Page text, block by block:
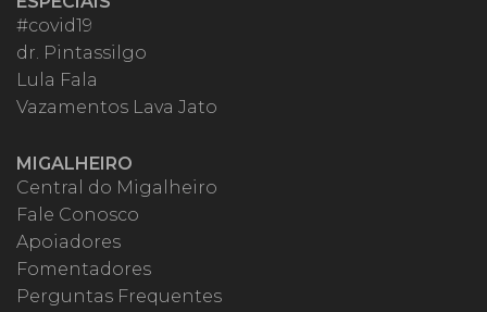
#covid19
dr. Pintassilgo
Lula Fala
Vazamentos Lava Jato
MIGALHEIRO
Central do Migalheiro
Fale Conosco
Apoiadores
Fomentadores
Perguntas Frequentes